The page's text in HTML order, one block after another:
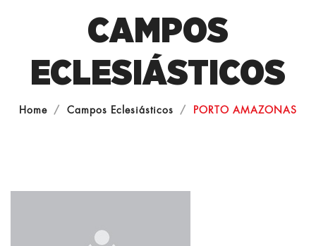
CAMPOS
ECLESIÁSTICOS
Home Campos Eclesiásticos PORTO AMAZONAS